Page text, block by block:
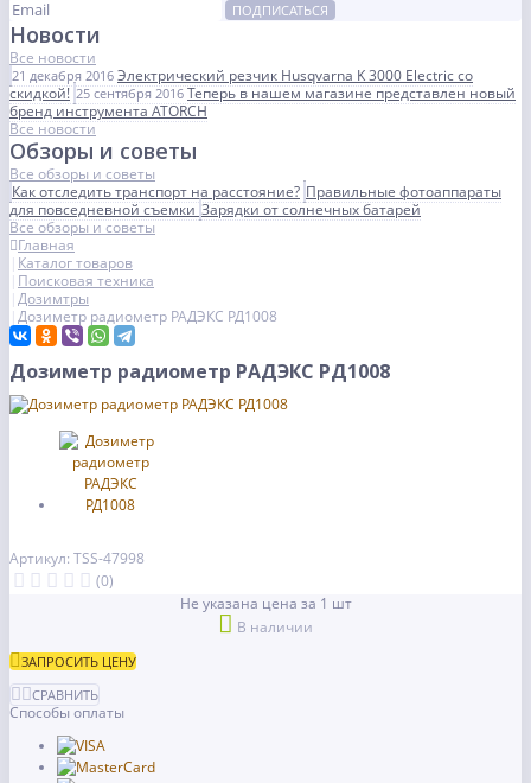
ПОДПИСАТЬСЯ
Новости
Все новости
21 декабря 2016 Электрический резчик Husqvarna K 3000 Electric со
скидкой! 25 сентября 2016 Теперь в нашем магазине представлен новый
бренд инструмента ATORCH
Все новости
Обзоры и советы
Все обзоры и советы
Как отследить транспорт на расстояние? Правильные фотоаппараты
для повседневной съемкиЗарядки от солнечных батарей
Все обзоры и советы
Главная
Каталог товаров
Поисковая техника
Дозимтры
Дозиметр радиометр РАДЭКС РД1008
Дозиметр радиометр РАДЭКС РД1008
Артикул: TSS-47998
(0)
Не указана цена за 1 шт
В наличии
ЗАПРОСИТЬ ЦЕНУ
СРАВНИТЬ
Способы оплаты